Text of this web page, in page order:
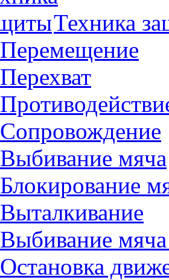
Техника
Перемещение
Перехват
Сопровождение
Выбивание мяча
Блокирование
Выталкивание
Выбивание
Остановка